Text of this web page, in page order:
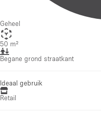
Geheel
50 m²
Begane grond straatkant
Ideaal gebruik
Retail